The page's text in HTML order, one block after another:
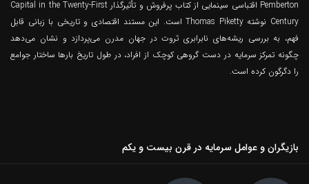
Pemberton اقتباسی سینمایی از کتاب پرفروش و تأثیرگذار Capital in the Twenty-First
Century نوشته Thomas Piketty است. این مستند اقتصادی و تاریخی با زبانی قابل
فهم، به بررسی ریشه‌های نابرابری ثروت در جهان مدرن می‌پردازد و نشان می‌دهد
چگونه تمرکز سرمایه در دست گروهی کوچک از افراد، در طول تاریخ بارها ساختار جوامع
را دگرگون کرده است.
بازیگران و عوامل سرمایه در قرن بیست و یکم